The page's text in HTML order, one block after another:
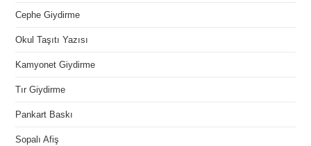
Cephe Giydirme
Okul Taşıtı Yazısı
Kamyonet Giydirme
Tır Giydirme
Pankart Baskı
Sopalı Afiş